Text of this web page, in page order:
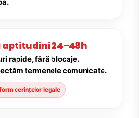
aptitudini 24–48h
rapide, fără blocaje.
termenele comunicate.
cerințelor legale